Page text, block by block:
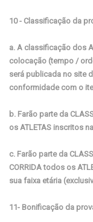
10 - Classificação da
a. A classificação dos
colocação (tempo /
será publicada no site
conformidade com o
b. Farão parte da
os ATLETAS inscritos
c. Farão parte da
CORRIDA todos os
sua faixa etária
11- Bonificação da